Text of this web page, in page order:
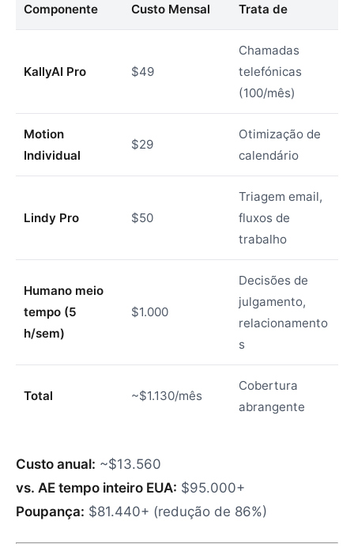
Componente Custo Mensal Trata de
KallyAI Pro $49
Chamadas
telefónicas
(100/mês)
Motion
Individual
$29
Otimização de
calendário
Lindy Pro $50
Triagem email,
fluxos de
trabalho
Humano meio
tempo (5
h/sem)
$1.000
Decisões de
julgamento,
relacionamento
s
Total ~$1.130/mês
Cobertura
abrangente
Custo anual: ~$13.560
vs. AE tempo inteiro EUA: $95.000+
Poupança: $81.440+ (redução de 86%)